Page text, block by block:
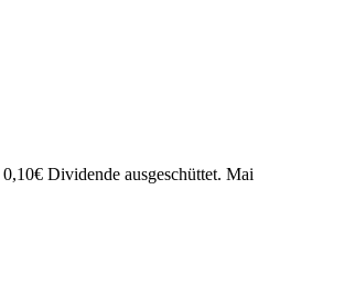
0,10€ Dividende ausgeschüttet. Mai